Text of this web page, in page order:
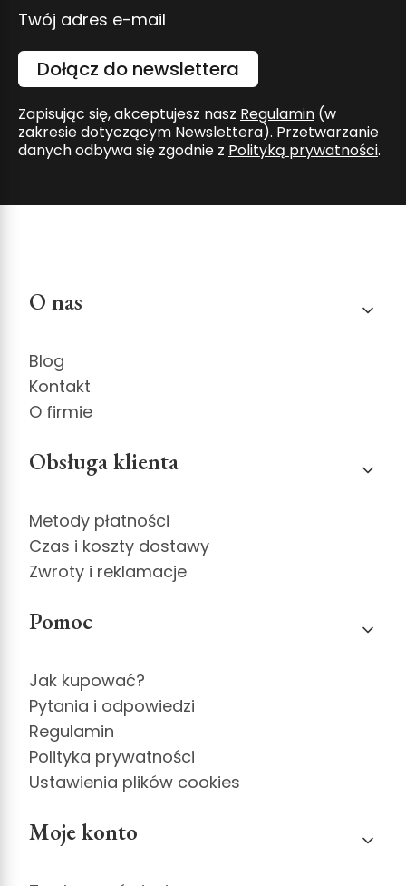
Twój adres e-mail
Dołącz do newslettera
Zapisując się, akceptujesz nasz Regulamin (w
zakresie dotyczącym Newslettera). Przetwarzanie
danych odbywa się zgodnie z Polityką prywatności.
Linki w stopce
O nas
Blog
Kontakt
O firmie
Obsługa klienta
Metody płatności
Czas i koszty dostawy
Zwroty i reklamacje
Pomoc
Jak kupować?
Pytania i odpowiedzi
Regulamin
Polityka prywatności
Ustawienia plików cookies
Moje konto